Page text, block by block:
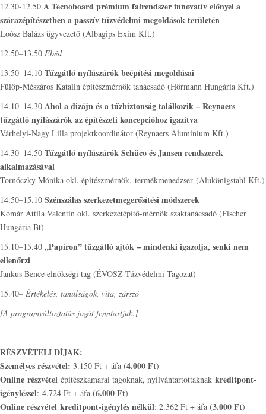
12.30-12.50 A Tecnoboard prémium falrendszer innovatív előnyei a
szárazépítészetben a passzív tűzvédelmi megoldások területén
Loósz Balázs ügyvezető (Albagips Exim Kft.)
12.50–13.50 Ebéd
13.50–14.10 Tűzgátló nyílászárók beépítési megoldásai
Fülöp-Mészáros Katalin építészmérnök tanácsadó (Hörmann Hungária Kft.)
14.10–14.30 Ahol a dizájn és a tűzbiztonság találkozik – Reynaers
tűzgátló nyílászárók az építészeti koncepcióhoz igazítva
Várhelyi-Nagy Lilla projektkoordinátor (Reynaers Alumínium Kft.)
14.30–14.50 Tűzgátló nyílászárók Schüco és Jansen rendszerek
alkalmazásával
Tornóczky Mónika okl. építészmérnök, termékmenedzser (Alukönigstahl Kft.)
14.50–15.10 Szénszálas szerkezetmegerősítési módszerek
Komár Attila Valentin okl. szerkezetépítő-mérnök szaktanácsadó (Fischer
Hungária Bt)
15.10–15.40 „Papíron” tűzgátló ajtók – mindenki igazolja, senki nem
ellenőrzi
Jankus Bence elnökségi tag (ÉVOSZ Tűzvédelmi Tagozat)
15.40– Értékelés, tanulságok, vita, zárszó
[A programváltoztatás jogát fenntartjuk.]
RÉSZVÉTELI DÍJAK:
Személyes részvétel: 3.150 Ft + áfa (4.000 Ft)
Online részvétel építészkamarai tagoknak, nyilvántartottaknak kreditpont-
igényléssel: 4.724 Ft + áfa (6.000 Ft)
Online részvétel kreditpont-igénylés nélkül: 2.362 Ft + áfa (3.000 Ft)